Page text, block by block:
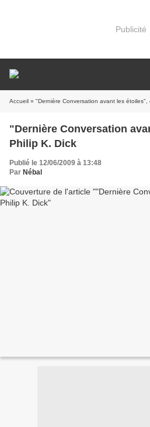
Publicité
Accueil » "Dernière Conversation avant les étoiles",
"Dernière Conversation
Philip K. Dick
Publié le 12/06/2009 à 13:48
Par Nébal